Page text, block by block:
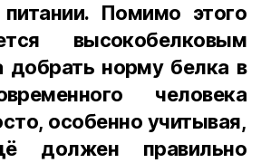
Помимо этого
высокобелковым
добрать норму белка в
человека
особенно учитывая,
должен правильно